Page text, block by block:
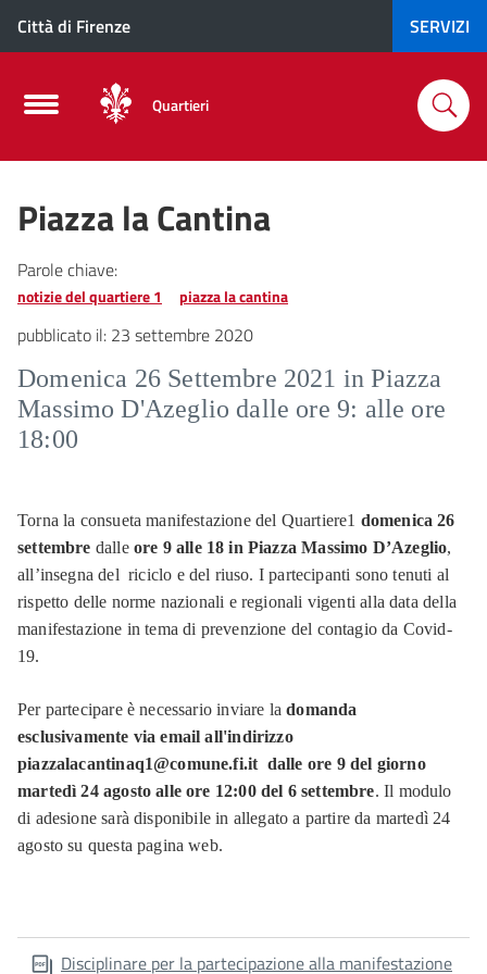
Città di Firenze SERVIZI
Quartieri
Piazza la Cantina
Parole chiave:
notizie del quartiere 1 piazza la cantina
pubblicato il: 23 settembre 2020
Domenica 26 Settembre 2021 in Piazza
Massimo D'Azeglio dalle ore 9: alle ore
18:00
Torna la consueta manifestazione del Quartiere1 domenica 26
settembre dalle ore 9 alle 18 in Piazza Massimo D’Azeglio,
all’insegna del riciclo e del riuso. I partecipanti sono tenuti al
rispetto delle norme nazionali e regionali vigenti alla data della
manifestazione in tema di prevenzione del contagio da Covid-
19.
Per partecipare è necessario inviare ladomanda
esclusivamente via email all'indirizzo
piazzalacantinaq1@comune.fi.it dalle ore 9 del giorno
martedì 24 agosto alle ore 12:00 del 6 settembre. Il modulo
di adesione sarà disponibile in allegato a partire da martedì 24
agosto su questa pagina web.
Disciplinare per la partecipazione alla manifestazione